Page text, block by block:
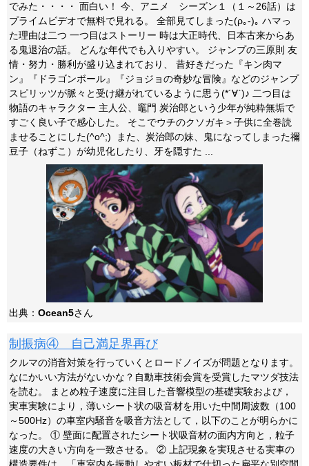
でみた・・・・ 面白い！ 今、アニメ シーズン１（１～26話）は
プライムビデオで無料で見れる。 全部見てしまった(ρ｡-)｡ ハマっ
た理由は二つ 一つ目はストーリー 時は大正時代、日本古来からあ
る鬼退治の話。 どんな年代でも入りやすい。 ジャンプの三原則 友
情・努力・勝利が盛り込まれており、 昔好きだった『キン肉マ
ン』『ドラゴンボール』『ジョジョの奇妙な冒険』などのジャンプ
スピリッツが脈々と受け継がれているように思う(*´∀`)♪ 二つ目は
物語のキャラクター 主人公、竈門 炭治郎という少年が純粋無垢で
すごく良い子で感心した。 そこでウチのクソガキ＞子供に全巻読
ませることにした(^o^;) また、炭治郎の妹、鬼になってしまった禰
豆子（ねずこ）が幼児化したり、牙を隠すた ...
出典： Ocean5さん
制振病④ 自己満足界再び
クルマの消音対策を行っていくとロードノイズが問題となります。
なにかいい方法がないかな？自動車技術会賞を受賞したマツダ技法
を読む。 まとめ粒子速度に注目した音響模型の基礎実験および，
実車実験により，薄いシート状の吸音材を用いた中間周波数（100
～500Hz）の車室内騒音を吸音方法として，以下のことが明らかに
なった。 ① 壁面に配置されたシート状吸音材の面内方向と，粒子
速度の大きい方向を一致させる。 ② 上記現象を実現させる実車の